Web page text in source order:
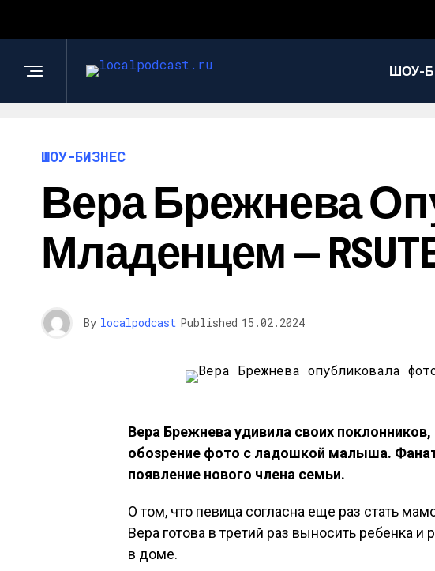
ШОУ-
ШОУ-БИЗНЕС
Вера Брежнева
Младенцем —
By localpodcast Published 15.02.2024
Вера Брежнева удивила своих
обозрение фото с ладошкой малыша.
появление нового члена семьи.
О том, что певица согласна еще раз стать
Вера готова в третий раз выносить ребенка
в доме.